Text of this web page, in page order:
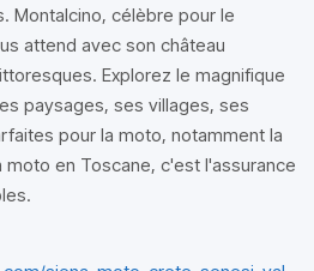
Montalcino, célèbre pour le
attend avec son château
Explorez le magnifique
paysages, ses villages, ses
pour la moto, notamment la
moto en Toscane, c'est l'assurance